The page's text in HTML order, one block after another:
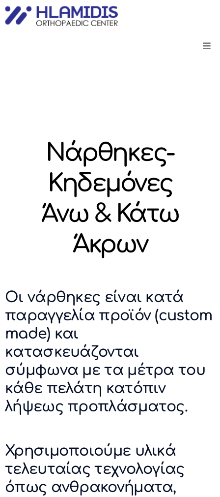
Νάρθηκες-
Κηδεμόνες
Άνω & Κάτω
Άκρων
Οι νάρθηκες είναι κατά
παραγγελία προϊόν (custom
made) και
κατασκευάζονται
σύμφωνα με τα μέτρα του
κάθε πελάτη κατόπιν
λήψεως προπλάσματος.
Χρησιμοποιούμε υλικά
τελευταίας τεχνολογίας
όπως ανθρακονήματα,